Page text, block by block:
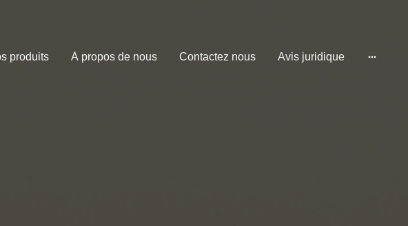
produits À propos de nous Contactez nous Avis juridique